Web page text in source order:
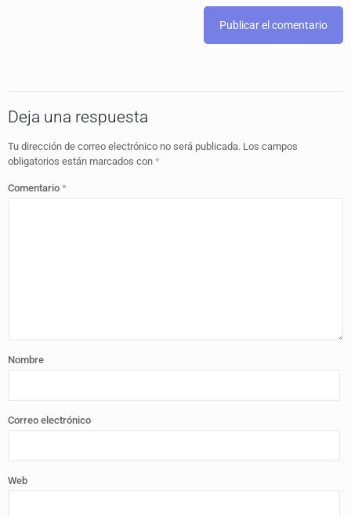
Deja una respuesta
Tu dirección de correo electrónico no será publicada. Los campos
obligatorios están marcados con *
Comentario *
Nombre
Correo electrónico
Web